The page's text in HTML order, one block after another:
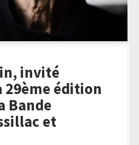
invité
29ème édition
Bande
et